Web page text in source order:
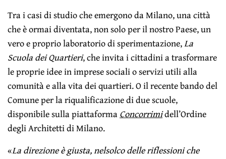
Tra i casi di studio che emergono da Milano, una città
che è ormai diventata, non solo per il nostro Paese, un
vero e proprio laboratorio di sperimentazione,La
Scuola dei Quartieri, che invita i cittadini a trasformare
le proprie idee in imprese sociali o servizi utili alla
comunità e alla vita dei quartieri. O il recente bando del
Comune per la riqualificazione di due scuole,
disponibile sulla piattaformaConcorrimidell’Ordine
degli Architetti di Milano.
«La direzione è giusta, nelsolco delle riflessioni che